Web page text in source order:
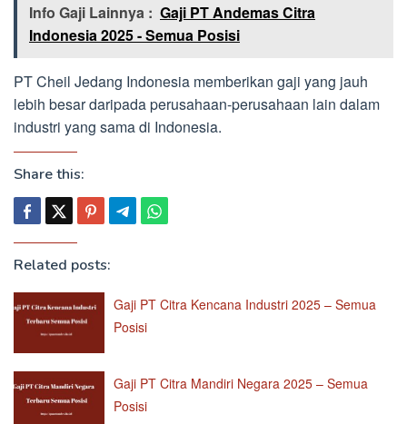
Info Gaji Lainnya : Gaji PT Andemas Citra
Indonesia 2025 - Semua Posisi
PT Cheil Jedang Indonesia memberikan gaji yang jauh
lebih besar daripada perusahaan-perusahaan lain dalam
industri yang sama di Indonesia.
Share this:
Related posts:
Gaji PT Citra Kencana Industri 2025 – Semua
Posisi
Gaji PT Citra Mandiri Negara 2025 – Semua
Posisi